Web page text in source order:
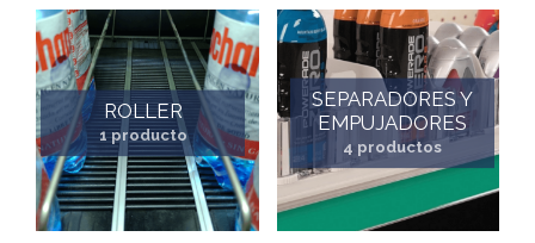
ROLLER
1 producto
SEPARADORES Y
EMPUJADORES
4 productos